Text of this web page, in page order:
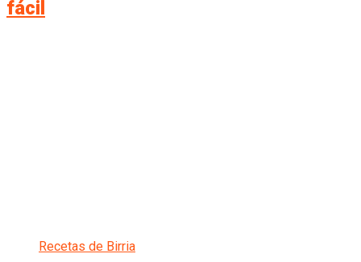
fácil
Recetas de Birria